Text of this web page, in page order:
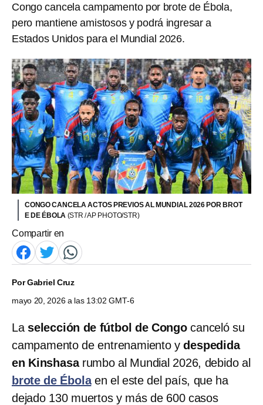
Congo cancela campamento por brote de Ébola,
pero mantiene amistosos y podrá ingresar a
Estados Unidos para el Mundial 2026.
CONGO CANCELA ACTOS PREVIOS AL MUNDIAL 2026 POR BROT
E DE ÉBOLA (STR / AP PHOTO/STR)
Compartir en
PorGabriel Cruz
mayo 20, 2026 a las 13:02 GMT-6
La selección de fútbol de Congocanceló su
campamento de entrenamiento ydespedida
en Kinshasarumbo al Mundial 2026, debido al
brote de Ébolaen el este del país, que ha
dejado 130 muertos y más de 600 casos